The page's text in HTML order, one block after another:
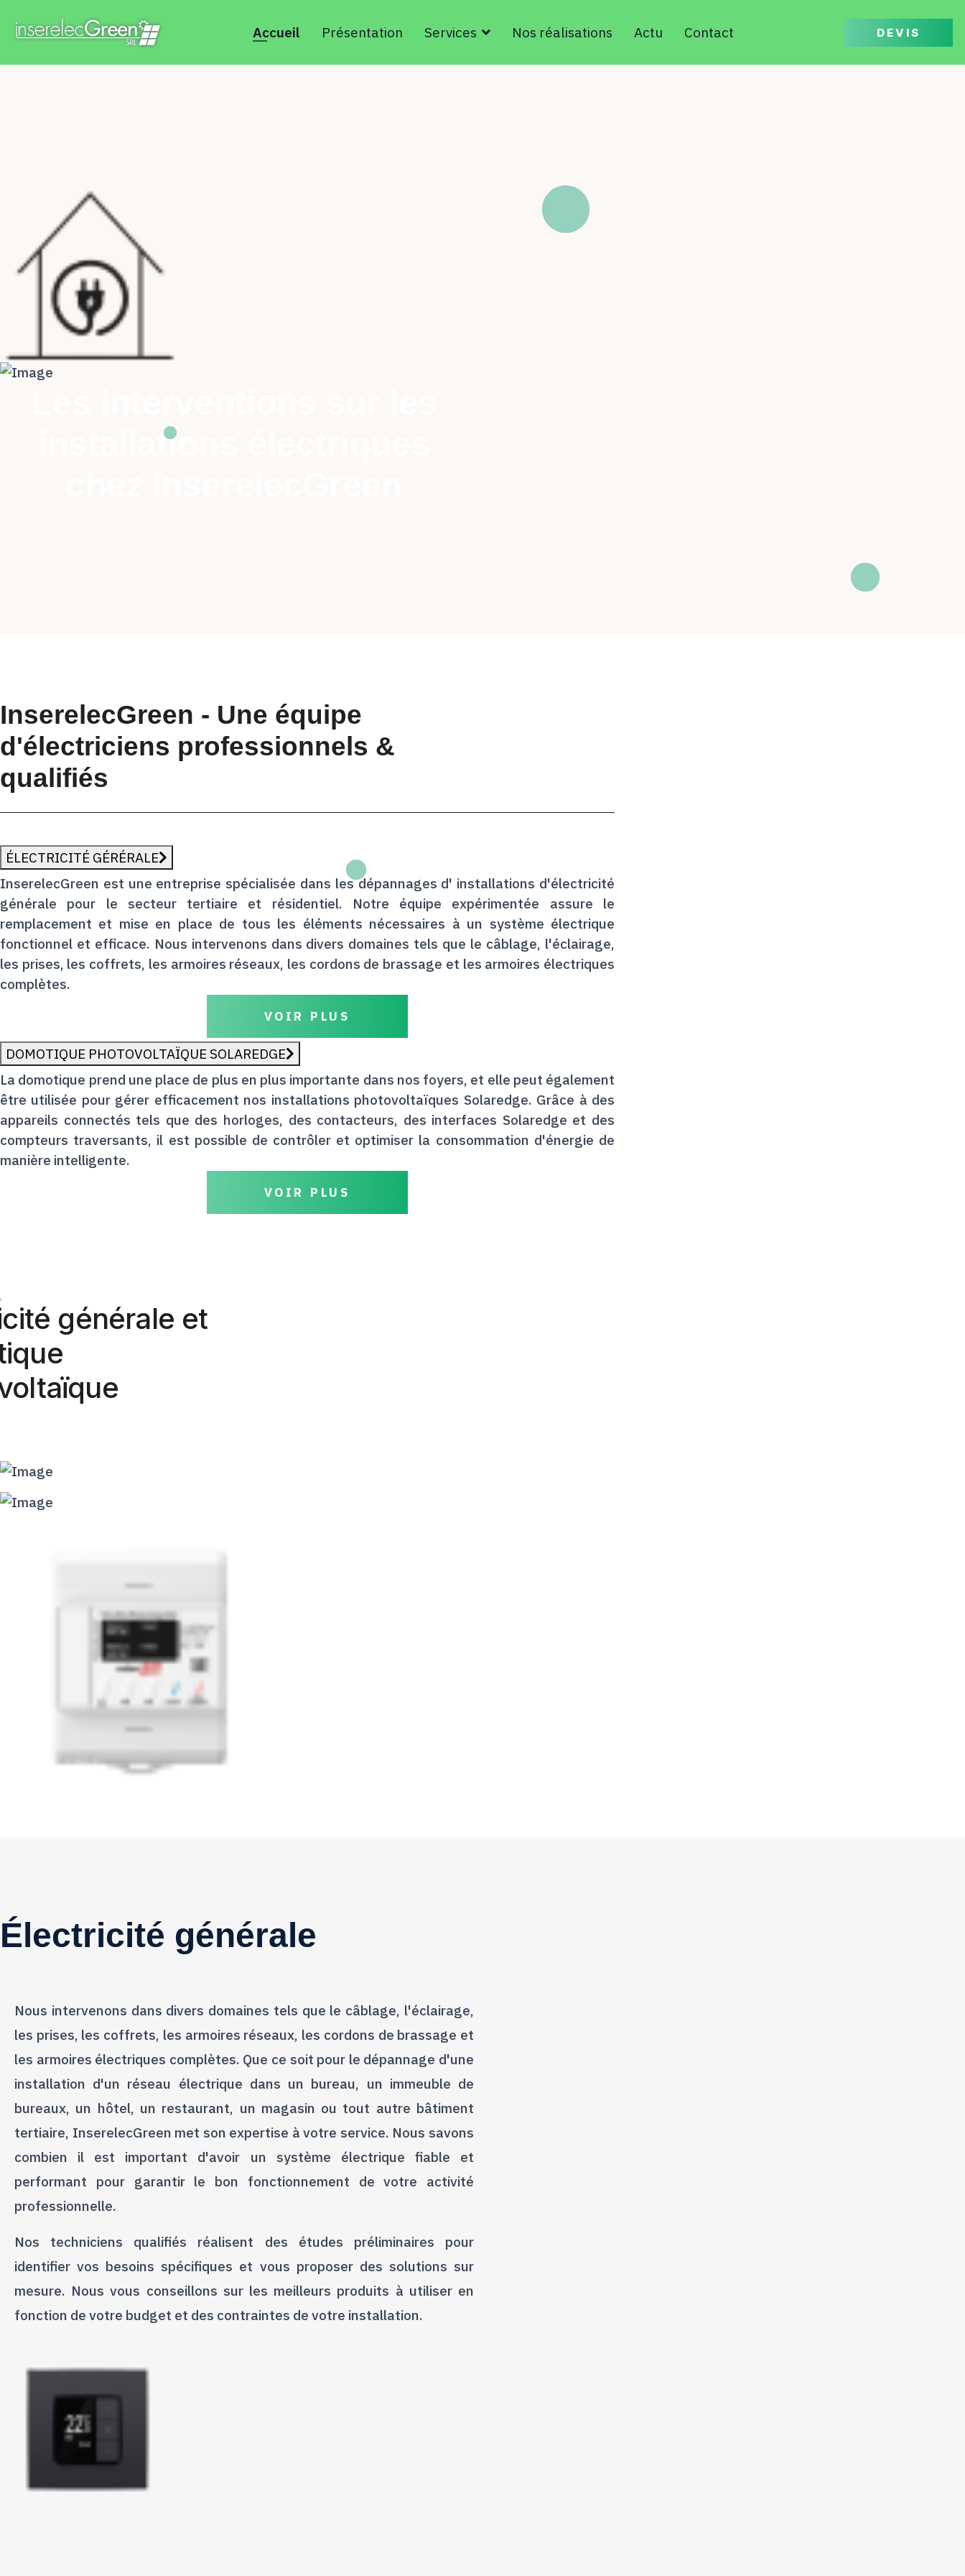
DEVIS
Accueil Présentation Services Nos réalisations Actu Contact
installations électriques
InserelecGreen - Une équipe
d'électriciens professionnels &
qualifiés
ÉLECTRICITÉ GÉRÉRALE
InserelecGreen est une entreprise spécialisée dans les dépannages d' installations d'électricité
générale pour le secteur tertiaire et résidentiel. Notre équipe expérimentée assure le
remplacement et mise en place de tous les éléments nécessaires à un système électrique
fonctionnel et efficace. Nous intervenons dans divers domaines tels que le câblage, l'éclairage,
les prises, les coffrets, les armoires réseaux, les cordons de brassage et les armoires électriques
complètes.
VOIR PLUS
DOMOTIQUE PHOTOVOLTAÏQUE SOLAREDGE
La domotique prend une place de plus en plus importante dans nos foyers, et elle peut également
être utilisée pour gérer efficacement nos installations photovoltaïques Solaredge. Grâce à des
appareils connectés tels que des horloges, des contacteurs, des interfaces Solaredge et des
compteurs traversants, il est possible de contrôler et optimiser la consommation d'énergie de
manière intelligente.
VOIR PLUS
générale et
Électricité générale
Nous intervenons dans divers domaines tels que le câblage, l'éclairage,
les prises, les coffrets, les armoires réseaux, les cordons de brassage et
les armoires électriques complètes. Que ce soit pour le dépannage d'une
installation d'un réseau électrique dans un bureau, un immeuble de
bureaux, un hôtel, un restaurant, un magasin ou tout autre bâtiment
tertiaire, InserelecGreen met son expertise à votre service. Nous savons
combien il est important d'avoir un système électrique fiable et
performant pour garantir le bon fonctionnement de votre activité
professionnelle.
Nos techniciens qualifiés réalisent des études préliminaires pour
identifier vos besoins spécifiques et vous proposer des solutions sur
mesure. Nous vous conseillons sur les meilleurs produits à utiliser en
fonction de votre budget et des contraintes de votre installation.